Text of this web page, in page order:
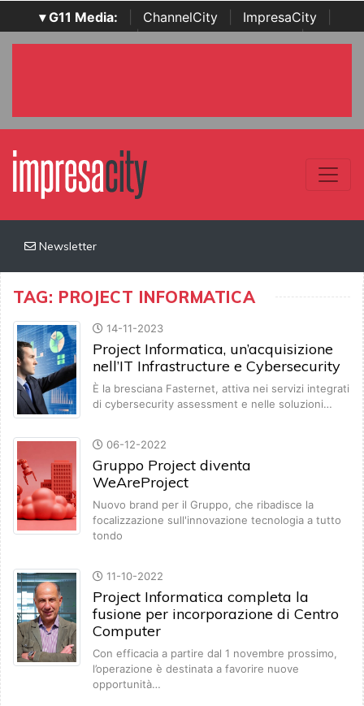
▾ G11 Media: ChannelCity ImpresaCity
SecurityOpenLab | Italian Channel Awards | Italian
Newsletter
TAG: PROJECT INFORMATICA
14-11-2023
Project Informatica, un’acquisizione
nell’IT Infrastructure e Cybersecurity
È la bresciana Fasternet, attiva nei servizi integrati
di cybersecurity assessment e nelle soluzioni…
06-12-2022
Gruppo Project diventa
WeAreProject
Nuovo brand per il Gruppo, che ribadisce la
focalizzazione sull'innovazione tecnologia a tutto
tondo
11-10-2022
Project Informatica completa la
fusione per incorporazione di Centro
Computer
Con efficacia a partire dal 1 novembre prossimo,
l’operazione è destinata a favorire nuove
opportunità…